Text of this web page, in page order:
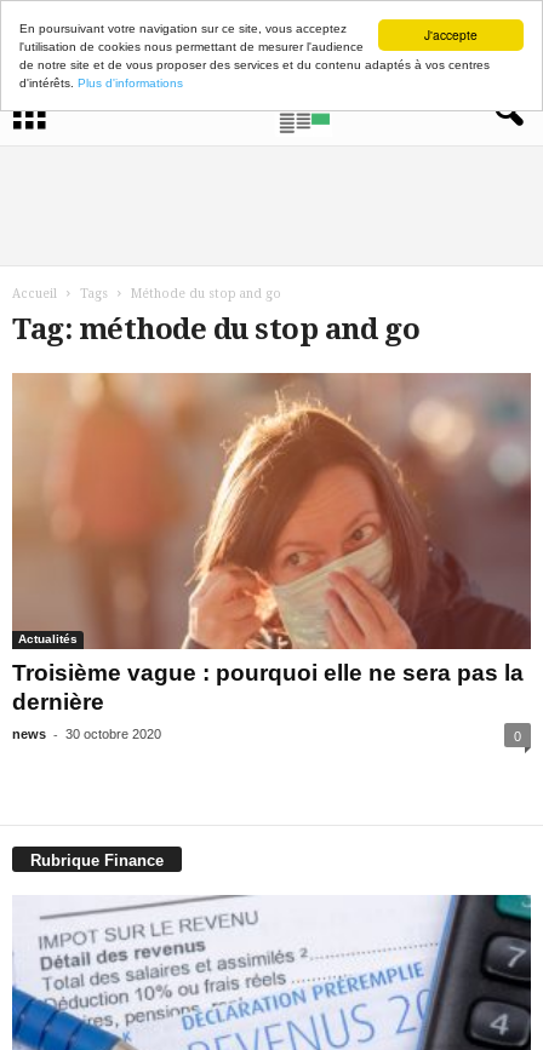
J'accepte
En poursuivant votre navigation sur ce site, vous acceptez
l'utilisation de cookies nous permettant de mesurer l'audience
de notre site et de vous proposer des services et du contenu adaptés à vos centres
d'intérêts. Plus d'informations
Accueil Tags Méthode du stop and go
Tag: méthode du stop and go
Actualités
Troisième vague : pourquoi elle ne sera pas la
dernière
news - 30 octobre 2020 0
Rubrique Finance